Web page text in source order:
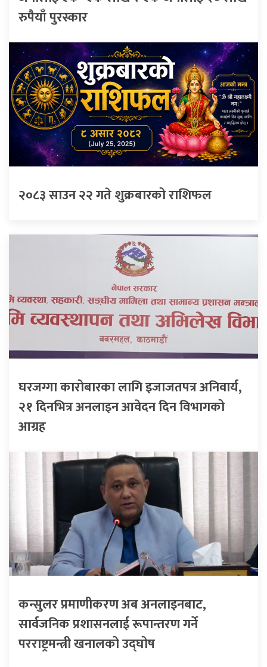
रुपैयाँ पुरस्कार
२०८३ साउन २२ गते शुक्रबारको राशिफल
घरजग्गा कारोबारका लागि इजाजतपत्र अनिवार्य,
२१ दिनभित्र अनलाइन आवेदन दिन विभागको
आग्रह
कन्सुलर प्रमाणीकरण अब अनलाइनबाट,
सार्वजनिक प्रशासनलाई रूपान्तरण गर्ने
परराष्ट्रमन्त्री खनालको उद्घोष